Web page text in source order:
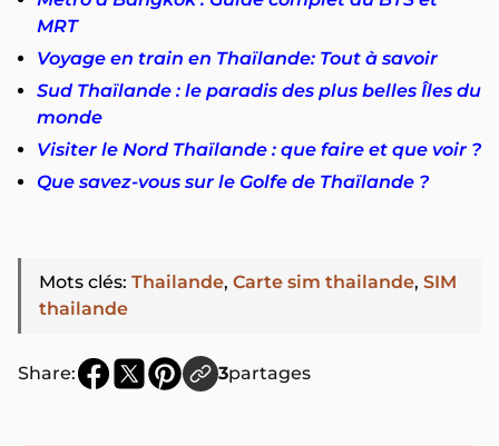
MRT
Voyage en train en Thaïlande: Tout à savoir
Sud Thaïlande : le paradis des plus belles Îles du
monde
Visiter le Nord Thaïlande : que faire et que voir ?
Que savez-vous sur le Golfe de Thaïlande ?
Mots clés: Thailande, Carte sim thailande, SIM
thailande
Share: 3partages